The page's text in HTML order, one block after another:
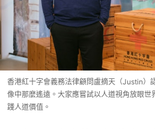
香港紅十字會義務法律顧問盧摘天（Justin）
像中那麼遙遠。大家應嘗試以人道視角放眼
踐人道價值。